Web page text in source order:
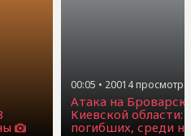
00:05 • 20014 просмотра
Атака на
Киевской области:
погибших, среди